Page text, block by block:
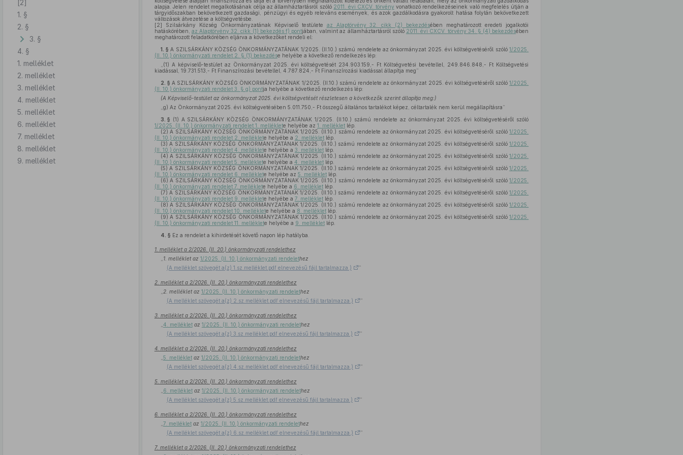
[2]
1. §
2. §
3. §
4. §
1. melléklet
2. melléklet
3. melléklet
4. melléklet
5. melléklet
6. melléklet
7. melléklet
8. melléklet
9. melléklet
alapja. Jelen rendelet megalkotásának célja az államháztartásról szóló 2011. évi CXCV. törvény vonatkozó rendelkezéseinek való megfelelés útján a
tárgyidőszakban bekövetkezett gazdasági, pénzügyi és egyéb releváns események, és azok gazdálkodásra gyakorolt hatása folytán bekövetkezett
változások átvezetése a költségvetésbe.
[2] Szilsárkány Község Önkormányzatának Képviselő testülete az Alaptörvény 32. cikk (2) bekezdésében meghatározott eredeti jogalkotói
hatáskörében, az Alaptörvény 32. cikk (1) bekezdés f) pontjában, valmint az államháztartásról szóló 2011. évi CXCV. törvény 34. § (4) bekezdésében
meghatározott feladatkörében eljárva a következőket rendeli el:
1. § A SZILSÁRKÁNY KÖZSÉG ÖNKORMÁNYZATÁNAK 1/2025. (II.10.) számú rendelete az önkormányzat 2025. évi költségvetéséről szóló1/2025.
(II. 10.) önkormányzati rendelet 2. § (1) bekezdése helyébe a következő rendelkezés lép:
„(1) A képviselő-testület az Önkormányzat 2025. évi költségvetését 234.903.159,- Ft Költségvetési bevétellel, 249.846.848,- Ft Költségvetési
kiadással, 19.731.513,- Ft Finanszírozási bevétellel, 4.787.824,- Ft Finanszírozási kiadással állapítja meg”
2. § A SZILSÁRKÁNY KÖZSÉG ÖNKORMÁNYZATÁNAK 1/2025. (II.10.) számú rendelete az önkormányzat 2025. évi költségvetéséről szóló1/2025.
(II. 10.) önkormányzati rendelet 3. § g) pontja helyébe a következő rendelkezés lép:
(A Képviselő-testület az önkormányzat 2025. évi költségvetését részletesen a következők szerint állapítja meg:)
„g) Az Önkormányzat 2025. évi költségvetésében 5.011.750,- Ft összegű általános tartalékot képez, céltartalék nem kerül megállapításra”
3. § (1) A SZILSÁRKÁNY KÖZSÉG ÖNKORMÁNYZATÁNAK 1/2025. (II.10.) számú rendelete az önkormányzat 2025. évi költségvetéséről szóló
1/2025. (II. 10.) önkormányzati rendelet 1. melléklete helyébe az 1. mellékletlép.
(2) A SZILSÁRKÁNY KÖZSÉG ÖNKORMÁNYZATÁNAK 1/2025. (II.10.) számú rendelete az önkormányzat 2025. évi költségvetéséről szóló1/2025.
(II. 10.) önkormányzati rendelet 2. melléklete helyébe a 2. mellékletlép.
(3) A SZILSÁRKÁNY KÖZSÉG ÖNKORMÁNYZATÁNAK 1/2025. (II.10.) számú rendelete az önkormányzat 2025. évi költségvetéséről szóló1/2025.
(II. 10.) önkormányzati rendelet 4. melléklete helyébe a 3. mellékletlép.
(4) A SZILSÁRKÁNY KÖZSÉG ÖNKORMÁNYZATÁNAK 1/2025. (II.10.) számú rendelete az önkormányzat 2025. évi költségvetéséről szóló1/2025.
(II. 10.) önkormányzati rendelet 5. melléklete helyébe a 4. mellékletlép.
(5) A SZILSÁRKÁNY KÖZSÉG ÖNKORMÁNYZATÁNAK 1/2025. (II.10.) számú rendelete az önkormányzat 2025. évi költségvetéséről szóló1/2025.
(II. 10.) önkormányzati rendelet 6. melléklete helyébe az 5. mellékletlép.
(6) A SZILSÁRKÁNY KÖZSÉG ÖNKORMÁNYZATÁNAK 1/2025. (II.10.) számú rendelete az önkormányzat 2025. évi költségvetéséről szóló1/2025.
(II. 10.) önkormányzati rendelet 7. melléklete helyébe a 6. mellékletlép.
(7) A SZILSÁRKÁNY KÖZSÉG ÖNKORMÁNYZATÁNAK 1/2025. (II.10.) számú rendelete az önkormányzat 2025. évi költségvetéséről szóló1/2025.
(II. 10.) önkormányzati rendelet 9. melléklete helyébe a 7. mellékletlép.
(8) A SZILSÁRKÁNY KÖZSÉG ÖNKORMÁNYZATÁNAK 1/2025. (II.10.) számú rendelete az önkormányzat 2025. évi költségvetéséről szóló1/2025.
(II. 10.) önkormányzati rendelet 10. melléklete helyébe a 8. mellékletlép.
(9) A SZILSÁRKÁNY KÖZSÉG ÖNKORMÁNYZATÁNAK 1/2025. (II.10.) számú rendelete az önkormányzat 2025. évi költségvetéséről szóló1/2025.
(II. 10.) önkormányzati rendelet 11. melléklete helyébe a 9. mellékletlép.
4. § Ez a rendelet a kihirdetését követő napon lép hatályba.
1. melléklet a 2/2026. (II. 20.) önkormányzati rendelethez
1. melléklet az 1/2025. (II. 10.) önkormányzati rendelethez
(A melléklet szövegét a(z) 1.sz.melléklet.pdf elnevezésű fájl tartalmazza.)
”
2. melléklet a 2/2026. (II. 20.) önkormányzati rendelethez
2. melléklet az 1/2025. (II. 10.) önkormányzati rendelethez
(A melléklet szövegét a(z) 2.sz.melléklet.pdf elnevezésű fájl tartalmazza.)
”
3. melléklet a 2/2026. (II. 20.) önkormányzati rendelethez
4. mellékletaz 1/2025. (II. 10.) önkormányzati rendelethez
(A melléklet szövegét a(z) 3.sz.melléklet.pdf elnevezésű fájl tartalmazza.)
”
4. melléklet a 2/2026. (II. 20.) önkormányzati rendelethez
5. mellékletaz 1/2025. (II. 10.) önkormányzati rendelethez
(A melléklet szövegét a(z) 4.sz.melléklet.pdf elnevezésű fájl tartalmazza.)
”
5. melléklet a 2/2026. (II. 20.) önkormányzati rendelethez
6. mellékletaz 1/2025. (II. 10.) önkormányzati rendelethez
(A melléklet szövegét a(z) 5.sz.melléklet.pdf elnevezésű fájl tartalmazza.)
”
6. melléklet a 2/2026. (II. 20.) önkormányzati rendelethez
7. mellékletaz 1/2025. (II. 10.) önkormányzati rendelethez
(A melléklet szövegét a(z) 6.sz.melléklet.pdf elnevezésű fájl tartalmazza.)
”
7. melléklet a 2/2026. (II. 20.) önkormányzati rendelethez